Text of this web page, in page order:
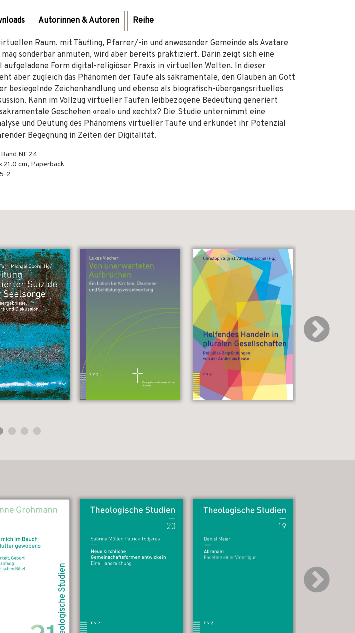
Autorinnen & Autoren Reihe
Raum, mit Täufling, Pfarrer/-in und anwesender Gemeinde als Avatare
mag sonderbar anmuten, wird aber bereits praktiziert. Darin zeigt sich eine
Form digital-­religiöser Praxis in virtuellen Welten. In dieser
aber zugleich das Phänomen der Taufe als sakramentale, den Glauben an Gott
besiegelnde Zeichenhandlung und ebenso als biografisch-übergangsrituelles
Kann im Vollzug virtueller Taufen leibbezogene Bedeutung generiert
Geschehen «real» und «echt»? Die Studie unternimmt eine
und Deutung des Phänomens virtueller Taufe und erkundet ihr Potenzial
Begegnung in Zeiten der Digitalität.
NF 24
21.0 cm, Paperback
2